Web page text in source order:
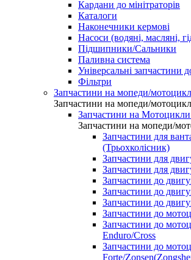
Кардани до мінітраторів
Каталоги
Наконечники кермові
Насоси (водяні, масляні,
Підшипники/Сальники
Паливна система
Універсальні запчастини
Фільтри
Запчастини на мопеди/
Запчастини на мопеди/
Запчастини на
Запчастини на мопеди/
Запчастини для
(Трьохколісник)
Запчастини для
Запчастини для
Запчастини до
Запчастини до
Запчастини до
Запчастини до
Запчастини до
Enduro/Cross
Запчастини до
Forte/